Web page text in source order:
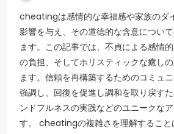
cheatingは感情的な幸福感や家族のダ
影響を与え、その道徳的な含意につい
ます。この記事では、不貞による感情
の負担、そしてホリスティックな癒し
ます。信頼を再構築するためのコミュ
強調し、回復を促進し調和を取り戻す
ンドフルネスの実践などのユニークな
す。 cheatingの複雑さを理解すること